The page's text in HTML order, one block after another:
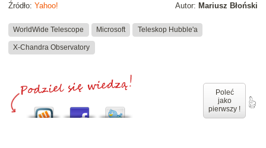
Autor: Mariusz Błoński
Źródło: Yahoo!
WorldWide Telescope Microsoft Teleskop Hubble'a
X-Chandra Observatory
Poleć
jako
pierwszy !